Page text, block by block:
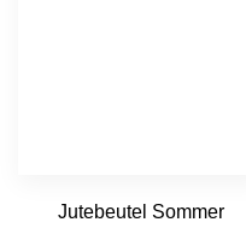
Jutebeutel Sommer